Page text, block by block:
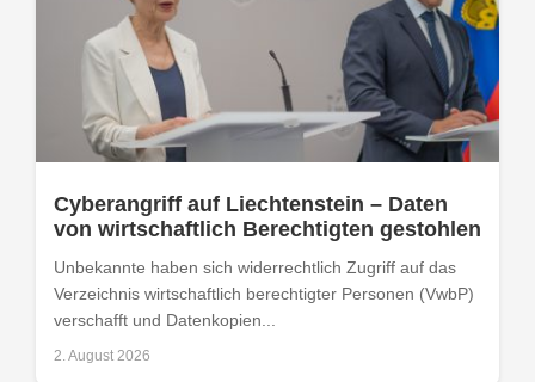
Cyberangriff auf Liechtenstein – Daten
von wirtschaftlich Berechtigten gestohlen
Unbekannte haben sich widerrechtlich Zugriff auf das
Verzeichnis wirtschaftlich berechtigter Personen (VwbP)
verschafft und Datenkopien...
2. August 2026